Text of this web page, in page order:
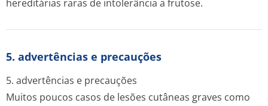
hereditárias raras de intolerância a frutose.
5. advertências e precauções
5. advertências e precauções
Muitos poucos casos de lesões cutâneas graves como